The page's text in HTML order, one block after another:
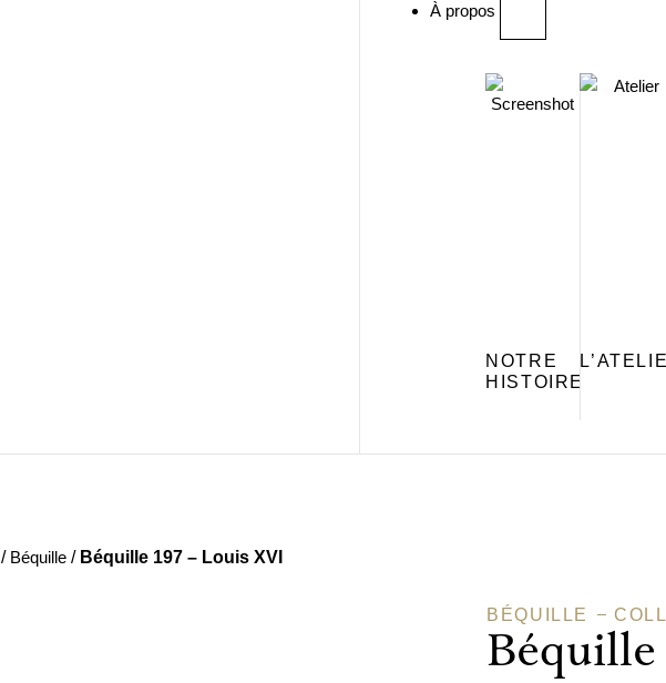
À propos
NOTRE
HISTOIRE
/ Béquille / Béquille 197 – Louis XVI
BÉQUILLE
Béquille